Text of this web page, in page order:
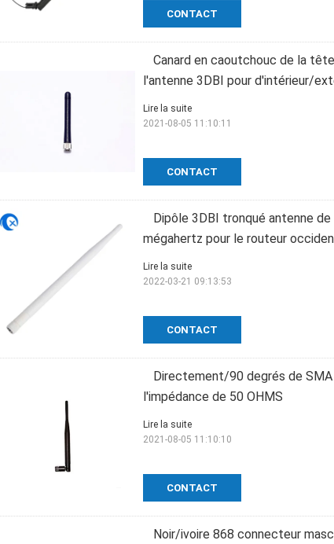
CONTACT
Canard en caoutchouc de la
l'antenne 3DBI pour d'intérieur/
CONTACT
Lire la suite
2021-08-05 11:10:11
Dipôle 3DBI tronqué antenne
mégahertz pour le routeur
CONTACT
Lire la suite
2022-03-21 09:13:53
Directement/90 degrés de
l'impédance de 50 OHMS
CONTACT
Lire la suite
2021-08-05 11:10:10
Noir/ivoire 868 connecteur